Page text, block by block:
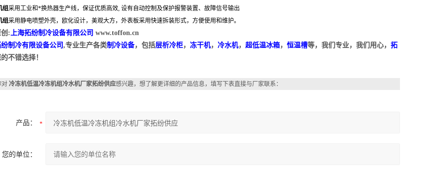
组采用工业和*换热器生产线，保证优质高效, 设有自动控制及保护报警装置、故障信号输出
组采用静电喷塑外壳，欧化设计，美观大方，外表板采用快速拆装形式，方便使用和维护。
:上海拓纷制冷设备有限公司 www.toffon.cn
制冷有限设备公司 ,专业生产各类制冷设备，包括层析冷柜， 冻干机， 冷水机， 超低温冰箱， 恒温槽等，我们专业，我们用心， 拓
不错选择！
冷冻机低温冷冻机组冷水机厂家拓纷供应感兴趣，想了解更详细的产品信息，填写下表直接与厂家联系：
产品：
您的单位：